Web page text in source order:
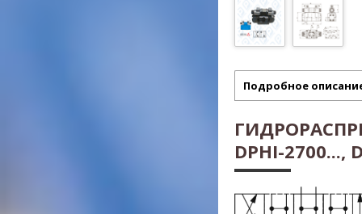
Подробное
DPHI-2700...,